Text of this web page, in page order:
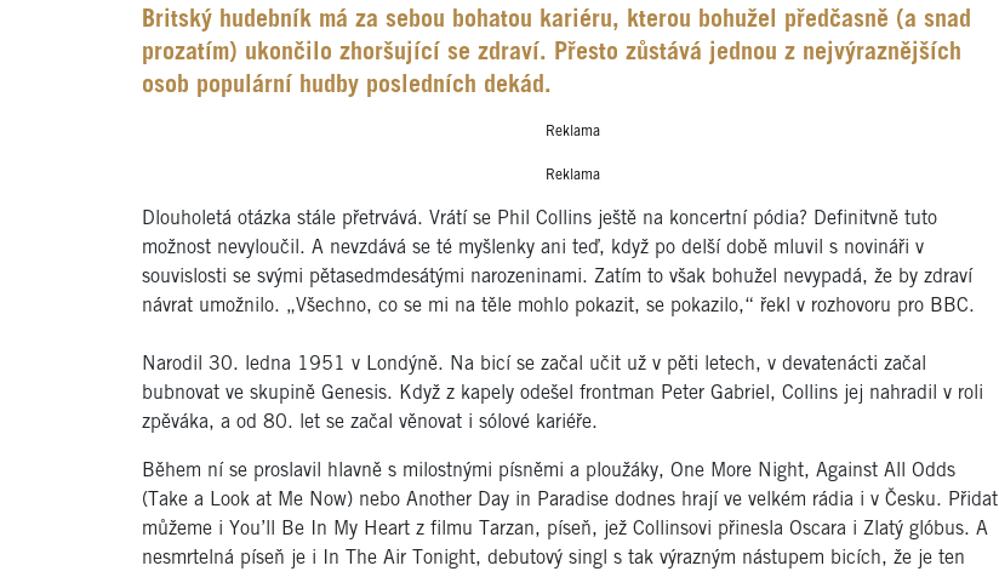
Britský hudebník má za sebou bohatou kariéru, kterou bohužel předčasně (a snad
prozatím) ukončilo zhoršující se zdraví. Přesto zůstává jednou z nejvýraznějších
osob populární hudby posledních dekád.
Reklama
Reklama
Dlouholetá otázka stále přetrvává. Vrátí se Phil Collins ještě na koncertní pódia? Definitvně tuto
možnost nevyloučil. A nevzdává se té myšlenky ani teď, když po delší době mluvil s novináři v
souvislosti se svými pětasedmdesátými narozeninami. Zatím to však bohužel nevypadá, že by zdraví
návrat umožnilo. „Všechno, co se mi na těle mohlo pokazit, se pokazilo,“ řekl v rozhovoru pro BBC.
Narodil 30. ledna 1951 v Londýně. Na bicí se začal učit už v pěti letech, v devatenácti začal
bubnovat ve skupině Genesis. Když z kapely odešel frontman Peter Gabriel, Collins jej nahradil v roli
zpěváka, a od 80. let se začal věnovat i sólové kariéře.
Během ní se proslavil hlavně s milostnými písněmi a ploužáky, One More Night, Against All Odds
(Take a Look at Me Now) nebo Another Day in Paradise dodnes hrají ve velkém rádia i v Česku. Přidat
můžeme i You’ll Be In My Heart z filmu Tarzan, píseň, jež Collinsovi přinesla Oscara i Zlatý glóbus. A
nesmrtelná píseň je i In The Air Tonight, debutový singl s tak výrazným nástupem bicích, že je ten